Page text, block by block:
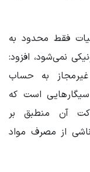
فقط محدود به
نمی‌شود، افزود:
غیرمجاز به حساب
است که
آن منطبق بر
از مصرف مواد